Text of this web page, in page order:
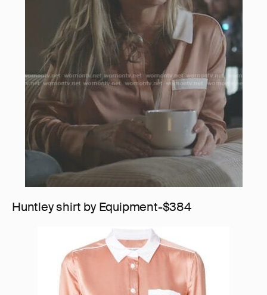
Huntley shirt by Equipment-$384